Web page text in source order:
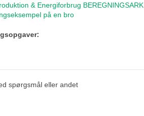
& Energiforbrug BEREGNINGSARK
på en bro
spørgsmål eller andet